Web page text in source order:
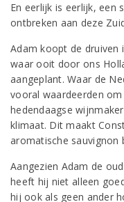
En eerlijk is eerlijk, een
ontbreken aan deze
Adam koopt de druiven
waar ooit door ons
aangeplant. Waar de
vooral waardeerden
hedendaagse
klimaat. Dit maakt
aromatische sauvignon
Aangezien Adam de
heeft hij niet alleen
hij ook als geen ander